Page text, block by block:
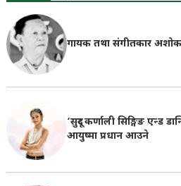
गायक तथा संगीतकार अशोक
‘सुदूर कर्णाली सिङ्गिङ एन्ड
आयुष्मा प्रधान आउने